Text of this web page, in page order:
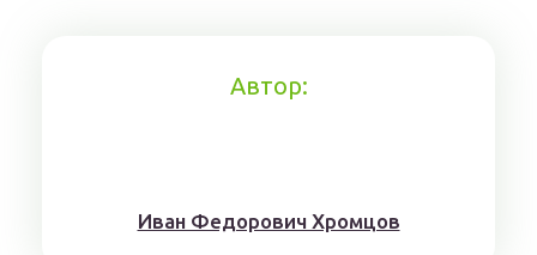
Автор:
Иван Федорович Хромцов